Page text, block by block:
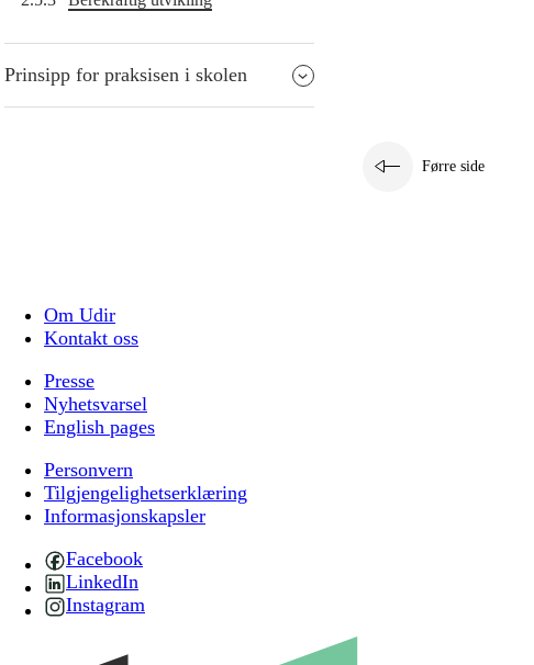
Prinsipp for praksisen i skolen
Førre side
Om Udir
Kontakt oss
Presse
Nyhetsvarsel
English pages
Personvern
Tilgjengelighetserklæring
Informasjonskapsler
Facebook
LinkedIn
Instagram